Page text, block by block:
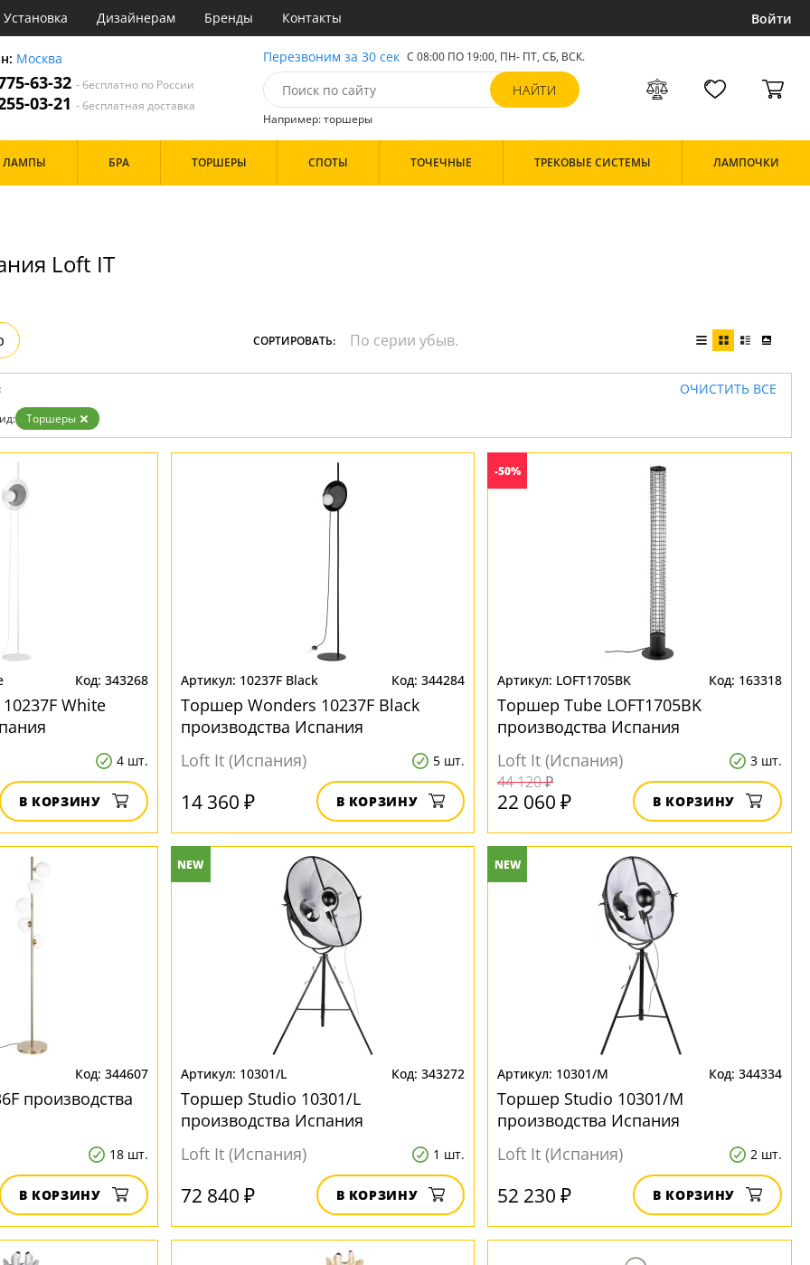
Установка Дизайнерам Бренды Контакты Войти
Москва
63-32- бесплатно по России
03-21- бесплатная доставка
Перезвоним за 30 сек С 08:00 ПО 19:00, ПН- ПТ, СБ, ВСК.
Например: торшеры
ЛАМПЫ БРА ТОРШЕРЫ СПОТЫ ТОЧЕЧНЫЕ ТРЕКОВЫЕ СИСТЕМЫ ЛАМПОЧКИ
Loft IT
СОРТИРОВАТЬ:
ОЧИСТИТЬ ВСЕ
Торшеры
343268
White
4 шт.
В КОРЗИНУ
10237F Black 344284
Торшер Wonders 10237F Black
производства Испания
Loft It (Испания)
5 шт.
14 360 ₽ В КОРЗИНУ
-50%
LOFT1705BK 163318
Торшер Tube LOFT1705BK
производства Испания
Loft It (Испания)
3 шт.
44 120 ₽
22 060 ₽ В КОРЗИНУ
344607
производства
18 шт.
В КОРЗИНУ
NEW
10301/L 343272
Торшер Studio 10301/L
производства Испания
Loft It (Испания)
1 шт.
72 840 ₽ В КОРЗИНУ
NEW
10301/M 344334
Торшер Studio 10301/M
производства Испания
Loft It (Испания)
2 шт.
52 230 ₽ В КОРЗИНУ